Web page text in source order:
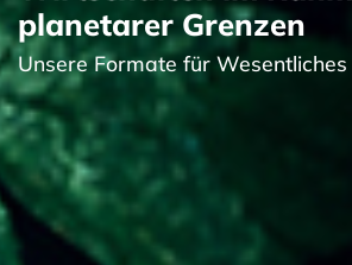
planetarer Grenzen
Unsere Formate für Wesentliches